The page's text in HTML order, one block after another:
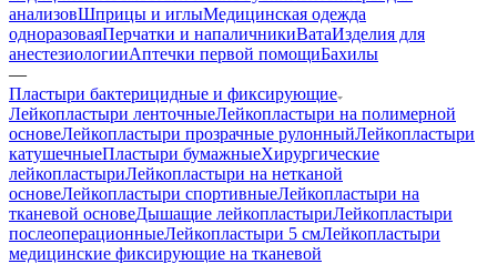
анализовШприцы и иглыМедицинская одежда
одноразоваяПерчатки и напаличникиВатаИзделия для
анестезиологииАптечки первой помощиБахилы
—
Пластыри бактерицидные и фиксирующие
Лейкопластыри ленточныеЛейкопластыри на полимерной
основеЛейкопластыри прозрачные рулонныйЛейкопластыри
катушечныеПластыри бумажныеХирургические
лейкопластыриЛейкопластыри на нетканой
основеЛейкопластыри спортивныеЛейкопластыри на
тканевой основеДышащие лейкопластыриЛейкопластыри
послеоперационныеЛейкопластыри 5 смЛейкопластыри
медицинские фиксирующие на тканевой